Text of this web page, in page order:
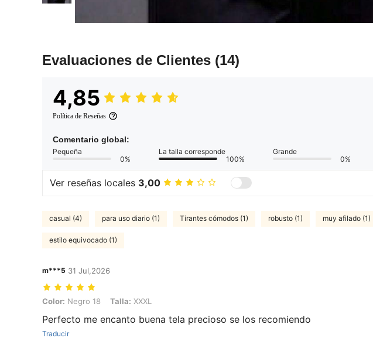
Evaluaciones de Clientes (14)
4,85
Política de Reseñas
Comentario global:
Pequeña
0%
La talla corresponde
100%
Grande
0%
Ver reseñas locales 3,00
casual (4) para uso diario (1) Tirantes cómodos (1) robusto (1) muy afilado (1)
estilo equivocado (1)
m***5 31 Jul,2026
Color: Negro 18, Talla: XXXL
Color: Negro 18 Talla: XXXL
Perfecto me encanto buena tela precioso se los recomiendo
Traducir